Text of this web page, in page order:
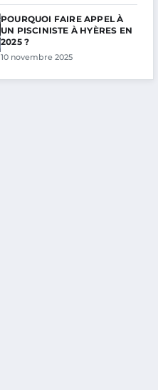
POURQUOI FAIRE APPEL À
UN PISCINISTE À HYÈRES EN
2025 ?
10 novembre 2025